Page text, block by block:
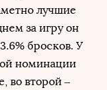
лучшие
за игру он
бросков. У
номинации
во второй –